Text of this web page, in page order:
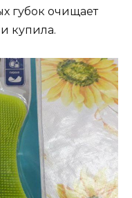
губок очищает
купила.